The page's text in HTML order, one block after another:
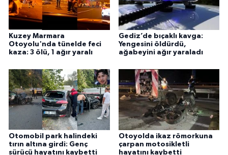
Kuzey Marmara
Otoyolu'nda tünelde feci
kaza: 3 ölü, 1 ağır yaralı
Gediz’de bıçaklı kavga:
Yengesini öldürdü,
ağabeyini ağır yaraladı
Otomobil park halindeki
tırın altına girdi: Genç
sürücü hayatını kaybetti
Otoyolda ikaz römorkuna
çarpan motosikletli
hayatını kaybetti